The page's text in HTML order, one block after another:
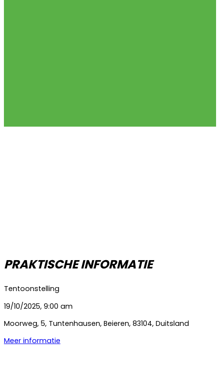
PRAKTISCHE INFORMATIE
Tentoonstelling
19/10/2025, 9:00 am
Moorweg, 5, Tuntenhausen, Beieren, 83104, Duitsland
Meer informatie